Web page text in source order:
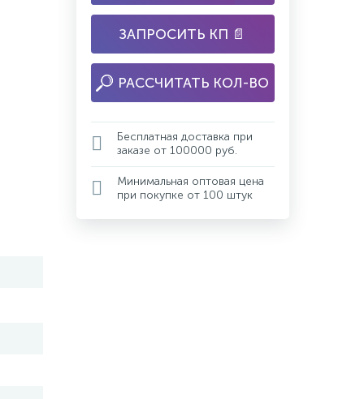
ЗАПРОСИТЬ КП 📄
РАССЧИТАТЬ КОЛ-ВО
Бесплатная доставка при
заказе от 100000 руб.
Минимальная оптовая цена
при покупке от 100 штук